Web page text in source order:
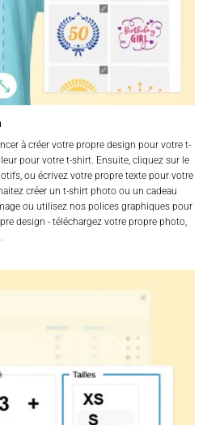
à créer votre propre design pour votre t-
pour votre t-shirt. Ensuite, cliquez sur le
ou écrivez votre propre texte pour votre
créer un t-shirt photo ou un cadeau
ou utilisez nos polices graphiques pour
design - téléchargez votre propre photo,